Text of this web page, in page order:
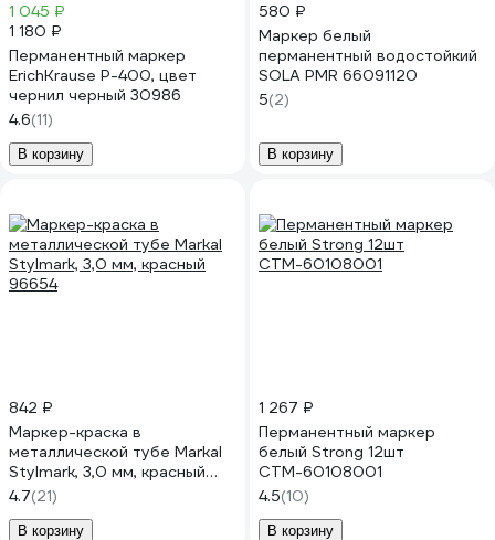
1 045 ₽
1 180 ₽
Перманентный маркер
ErichKrause P-400, цвет
чернил черный 30986
4.6(11)
В корзину
580 ₽
Маркер белый
перманентный водостойкий
SOLA PMR 66091120
5(2)
В корзину
842 ₽
Маркер-краска в
металлической тубе Markal
Stylmark, 3,0 мм, красный
96654
4.7(21)
В корзину
1 267 ₽
Перманентный маркер
белый Strong 12шт
СТМ-60108001
4.5(10)
В корзину